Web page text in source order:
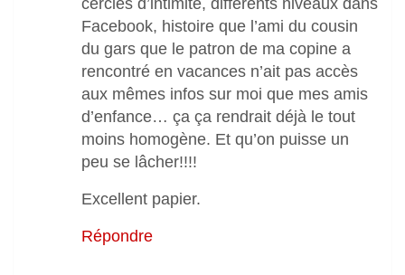
cercles d’intimité, différents niveaux dans
Facebook, histoire que l’ami du cousin
du gars que le patron de ma copine a
rencontré en vacances n’ait pas accès
aux mêmes infos sur moi que mes amis
d’enfance… ça ça rendrait déjà le tout
moins homogène. Et qu’on puisse un
peu se lâcher!!!!
Excellent papier.
Répondre